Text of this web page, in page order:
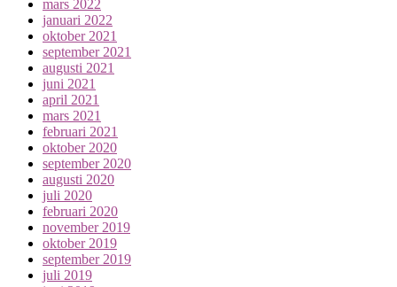
mars 2022
januari 2022
oktober 2021
september 2021
augusti 2021
juni 2021
april 2021
mars 2021
februari 2021
oktober 2020
september 2020
augusti 2020
juli 2020
februari 2020
november 2019
oktober 2019
september 2019
juli 2019